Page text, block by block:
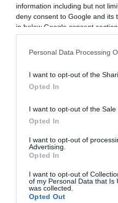
information including but not
deny consent to Google and its
in below Google consent section.
Personal Data Processing
I want to opt-out of the
Opted In
I want to opt-out of the Sale
Opted In
I want to opt-out of
Advertising.
Opted In
I want to opt-out of
of my Personal Data that Is
was collected.
Opted Out